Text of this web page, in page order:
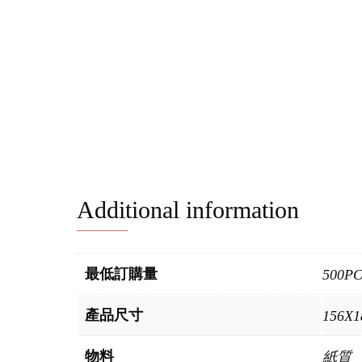
Additional information
最低訂購量
產品尺寸
物料 紙質